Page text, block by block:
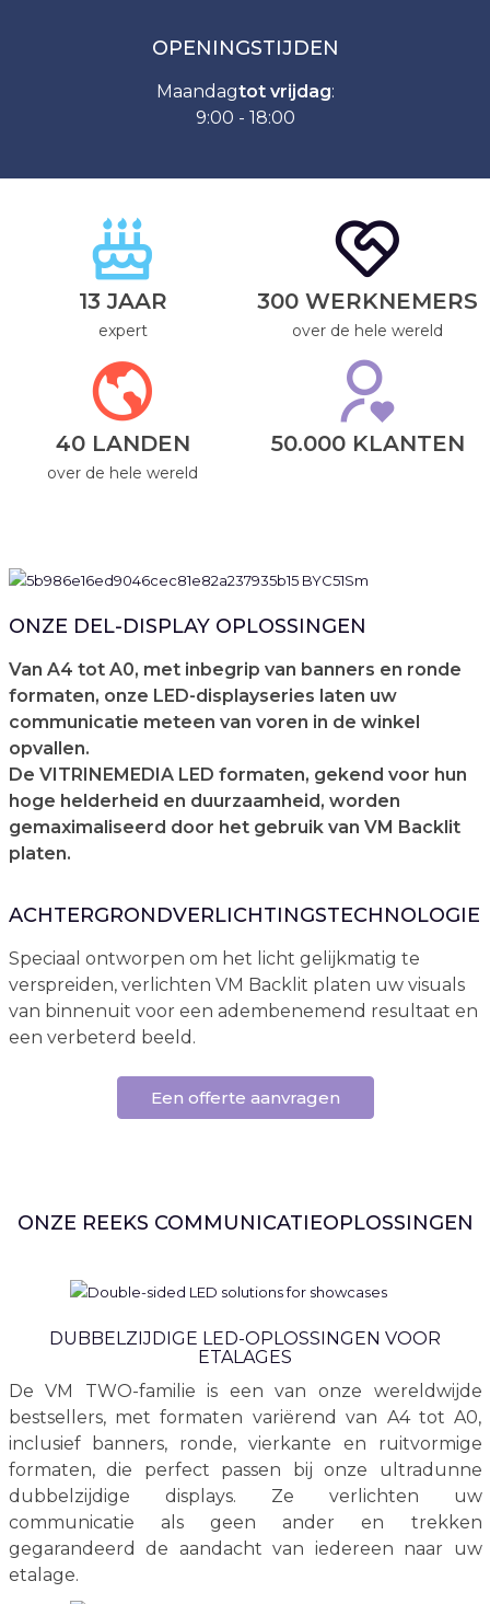
OPENINGSTIJDEN
Maandagtot vrijdag:
9:00 - 18:00
13 JAAR
expert
300 WERKNEMERS
over de hele wereld
40 LANDEN
over de hele wereld
50.000 KLANTEN
ONZE DEL-DISPLAY OPLOSSINGEN
Van A4 tot A0, met inbegrip van banners en ronde
formaten, onze LED-displayseries laten uw
communicatie meteen van voren in de winkel
opvallen.
De VITRINEMEDIA LED formaten, gekend voor hun
hoge helderheid en duurzaamheid, worden
gemaximaliseerd door het gebruik van VM Backlit
platen.
ACHTERGRONDVERLICHTINGSTECHNOLOGIE
Speciaal ontworpen om het licht gelijkmatig te
verspreiden, verlichten VM Backlit platen uw visuals
van binnenuit voor een adembenemend resultaat en
een verbeterd beeld.
Een offerte aanvragen
ONZE REEKS COMMUNICATIEOPLOSSINGEN
DUBBELZIJDIGE LED-OPLOSSINGEN VOOR
ETALAGES
De VM TWO-familie is een van onze wereldwijde
bestsellers, met formaten variërend van A4 tot A0,
inclusief banners, ronde, vierkante en ruitvormige
formaten, die perfect passen bij onze ultradunne
dubbelzijdige displays. Ze verlichten uw
communicatie als geen ander en trekken
gegarandeerd de aandacht van iedereen naar uw
etalage.